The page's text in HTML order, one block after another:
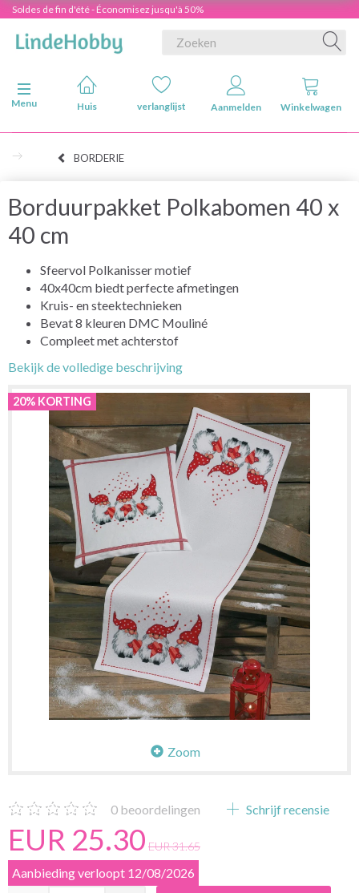
Soldes de fin d'été - Économisez jusqu'à 50%
Navigatie in-/uitschakelen
Menu
Huis verlanglijst Aanmelden Winkelwagen
BORDERIE
Borduurpakket Polkabomen 40 x
40 cm
Sfeervol Polkanisser motief
40x40cm biedt perfecte afmetingen
Kruis- en steektechnieken
Bevat 8 kleuren DMC Mouliné
Compleet met achterstof
Bekijk de volledige beschrijving
20% KORTING
Zoom
0 beoordelingen Schrijf recensie
EUR 25.30 EUR 31.65
Aanbieding verloopt 12/08/2026